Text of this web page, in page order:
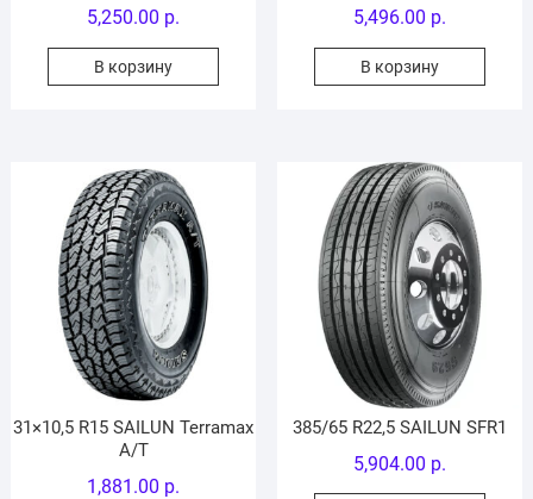
5,250.00 р.
В корзину
5,496.00 р.
В корзину
31×10,5 R15 SAILUN Terramax
A/T
1,881.00 р.
385/65 R22,5 SAILUN SFR1
5,904.00 р.